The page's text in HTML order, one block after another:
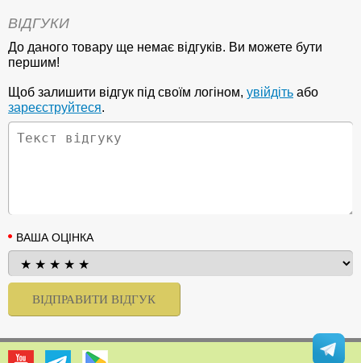
ВІДГУКИ
До даного товару ще немає відгуків. Ви можете бути
першим!
Щоб залишити відгук під своїм логіном, увійдіть або
зареєструйтеся.
ВАША ОЦІНКА